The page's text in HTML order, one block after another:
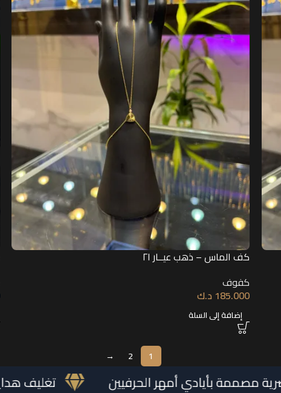
كف الماس – ذهب عيــار ٢١
كفوف
185.000 د.ك
إضافة إلى السلة
1
2
→
مجوهرات حصرية مصممة بأيادي أمهر الحرفيين